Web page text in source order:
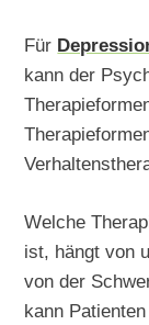
Für
kann der
Welche
ist, hängt von
von der
kann